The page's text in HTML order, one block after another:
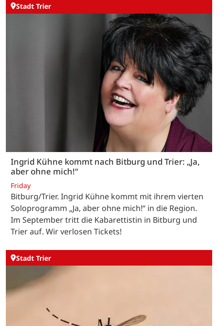
Stadt Trier
Ingrid Kühne kommt nach Bitburg und Trier: „Ja,
aber ohne mich!“
Friday
Bitburg/Trier. Ingrid Kühne kommt mit ihrem vierten
Soloprogramm „Ja, aber ohne mich!“ in die Region.
Im September tritt die Kabarettistin in Bitburg und
Trier auf. Wir verlosen Tickets!
Stadt Trier